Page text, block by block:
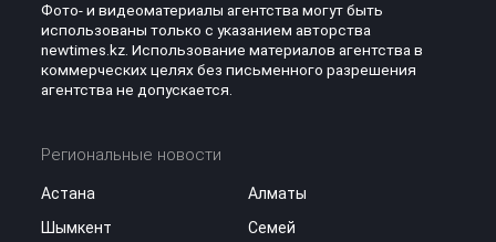
Фото- и видеоматериалы агентства могут быть
использованы только с указанием авторства
newtimes.kz. Использование материалов агентства в
коммерческих целях без письменного разрешения
агентства не допускается.
Региональные новости
Астана
Алматы
Шымкент
Семей